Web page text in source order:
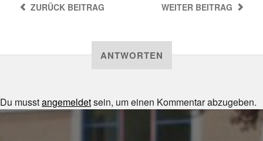
WEITER BEITRAG
ZURÜCKBEITRAG
ANTWORTEN
Du musstangemeldetsein, um einen Kommentar abzugeben.